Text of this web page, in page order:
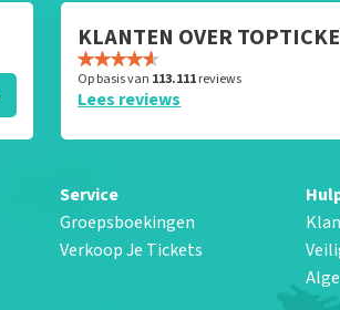
KLANTEN OVER
Op basis van 113.111reviews
Lees reviews
Service
Groepsboekingen
Verkoop Je Tickets